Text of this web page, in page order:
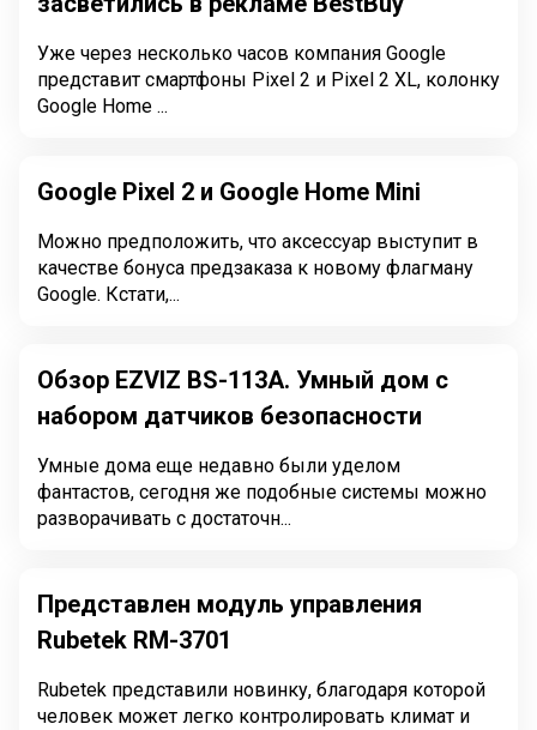
Уже через несколько часов компания Google
представит смартфоны Pixel 2 и Pixel 2 XL, колонку
Google Home ...
Google Pixel 2 и Google Home Mini
Можно предположить, что аксессуар выступит в
качестве бонуса предзаказа к новому флагману
Google. Кстати,...
Обзор EZVIZ BS-113A. Умный дом с
набором датчиков безопасности
Умные дома еще недавно были уделом
фантастов, сегодня же подобные системы можно
разворачивать с достаточн...
Представлен модуль управления
Rubetek RM-3701
Rubetek представили новинку, благодаря которой
человек может легко контролировать климат и